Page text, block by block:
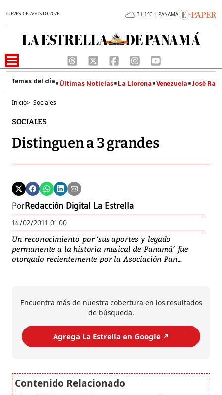
JUEVES 06 AGOSTO 2026 31.1°C | PANAMÁ
Últimas Noticias La Llorona Venezuela José
Inicio> Sociales
SOCIALES
Distinguen a 3 grandes
PorRedacción Digital La Estrella
14/02/2011 01:00
Un reconocimiento por ‘sus aportes y legado
permanente a la historia musical de Panamá’ fue
otorgado recientemente por la Asociación Pan...
Encuentra más de nuestra cobertura en los resultados
de búsqueda.
Agrega La Estrella en Google ↗️